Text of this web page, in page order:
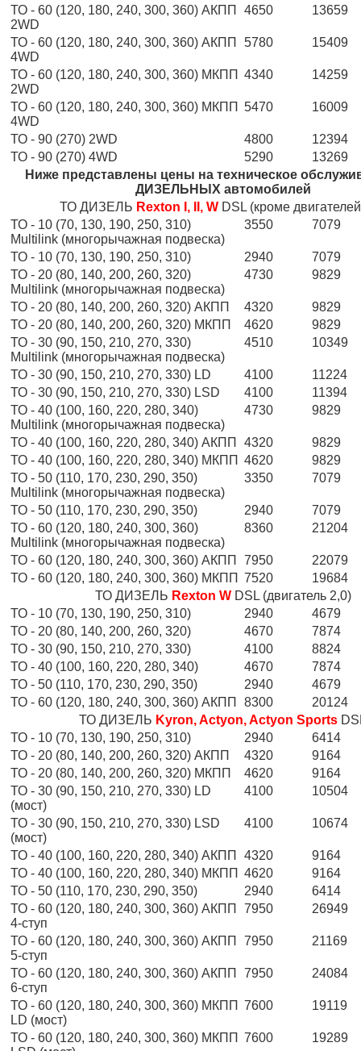
ТО - 60 (120, 180, 240, 300, 360) АКПП
2WD
4650 13659
ТО - 60 (120, 180, 240, 300, 360) АКПП
4WD
5780 15409
ТО - 60 (120, 180, 240, 300, 360) МКПП
2WD
4340 14259
ТО - 60 (120, 180, 240, 300, 360) МКПП
4WD
5470 16009
ТО - 90 (270) 2WD 4800
12394
ТО - 90 (270) 4WD
5290
13269
Ниже представлены цены на техническое
ДИЗЕЛЬНЫХ автомобилей
ТО ДИЗЕЛЬ Rexton I, II, W DSL (кроме
ТО - 10 (70, 130, 190, 250, 310)
Multilink (многорычажная подвеска)
3550 7079
ТО - 10 (70, 130, 190, 250, 310) 2940
7079
ТО - 20 (80, 140, 200, 260, 320)
Multilink (многорычажная подвеска)
4730 9829
ТО - 20 (80, 140, 200, 260, 320) АКПП 4320
9829
ТО - 20 (80, 140, 200, 260, 320) МКПП
4620
9829
ТО - 30 (90, 150, 210, 270, 330)
Multilink (многорычажная подвеска)
4510 10349
ТО - 30 (90, 150, 210, 270, 330) LD 4100
11224
ТО - 30 (90, 150, 210, 270, 330) LSD
4100
11394
ТО - 40 (100, 160, 220, 280, 340)
Multilink (многорычажная подвеска)
4730 9829
ТО - 40 (100, 160, 220, 280, 340) АКПП 4320
9829
ТО - 40 (100, 160, 220, 280, 340) МКПП 4620
9829
ТО - 50 (110, 170, 230, 290, 350)
Multilink (многорычажная подвеска)
3350 7079
ТО - 50 (110, 170, 230, 290, 350) 2940
7079
ТО - 60 (120, 180, 240, 300, 360)
Multilink (многорычажная подвеска)
8360 21204
ТО - 60 (120, 180, 240, 300, 360) АКПП 7950
22079
ТО - 60 (120, 180, 240, 300, 360) МКПП 7520
19684
ТО ДИЗЕЛЬ Rexton WDSL (двигатель 2,0)
ТО - 10 (70, 130, 190, 250, 310)
2940
4679
ТО - 20 (80, 140, 200, 260, 320)
4670
7874
ТО - 30 (90, 150, 210, 270, 330)
4100
8824
ТО - 40 (100, 160, 220, 280, 340)
4670
7874
ТО - 50 (110, 170, 230, 290, 350)
2940
4679
ТО - 60 (120, 180, 240, 300, 360) АКПП
8300
20124
ТО ДИЗЕЛЬ Kyron, Actyon, Actyon Sports
ТО - 10 (70, 130, 190, 250, 310)
2940
6414
ТО - 20 (80, 140, 200, 260, 320) АКПП
4320
9164
ТО - 20 (80, 140, 200, 260, 320) МКПП
4620
9164
ТО - 30 (90, 150, 210, 270, 330) LD
(мост)
4100 10504
ТО - 30 (90, 150, 210, 270, 330) LSD
(мост)
4100 10674
ТО - 40 (100, 160, 220, 280, 340) АКПП 4320
9164
ТО - 40 (100, 160, 220, 280, 340) МКПП 4620
9164
ТО - 50 (110, 170, 230, 290, 350)
2940
6414
ТО - 60 (120, 180, 240, 300, 360) АКПП
4-ступ
7950 26949
ТО - 60 (120, 180, 240, 300, 360) АКПП
5-ступ
7950 21169
ТО - 60 (120, 180, 240, 300, 360) АКПП
6-ступ
7950 24084
ТО - 60 (120, 180, 240, 300, 360) МКПП
LD (мост)
7600 19119
ТО - 60 (120, 180, 240, 300, 360) МКПП 7600 19289